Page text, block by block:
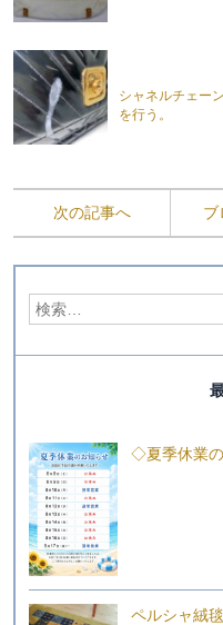
シャネルチェー
を行う。
次の記事へ ブ
◇夏季休業
ペルシャ絨